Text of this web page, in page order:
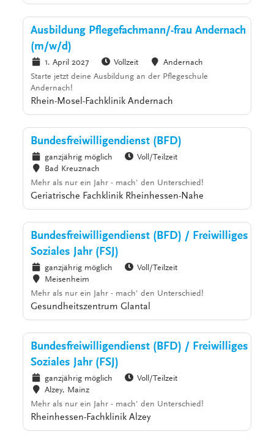
Ausbildung Pflegefachmann/-frau Andernach
(m/w/d)
1. April 2027 Vollzeit
Andernach
Starte jetzt deine Ausbildung an der Pflegeschule
Andernach!
Rhein-Mosel-Fachklinik Andernach
Bundesfreiwilligendienst (BFD)
ganzjährig möglich
Voll/Teilzeit
Bad Kreuznach
Mehr als nur ein Jahr - mach' den Unterschied!
Geriatrische Fachklinik Rheinhessen-Nahe
Bundesfreiwilligendienst (BFD) / Freiwilliges
Soziales Jahr (FSJ)
ganzjährig möglich
Voll/Teilzeit
Meisenheim
Mehr als nur ein Jahr - mach' den Unterschied!
Gesundheitszentrum Glantal
Bundesfreiwilligendienst (BFD) / Freiwilliges
Soziales Jahr (FSJ)
ganzjährig möglich
Voll/Teilzeit
Alzey, Mainz
Mehr als nur ein Jahr - mach' den Unterschied!
Rheinhessen-Fachklinik Alzey